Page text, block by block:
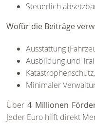
Steuerlich
Wofür die Beiträge
Ausstattung
Ausbildung und
Minimaler
Über4 Millionen
Jeder Euro hilft direkt